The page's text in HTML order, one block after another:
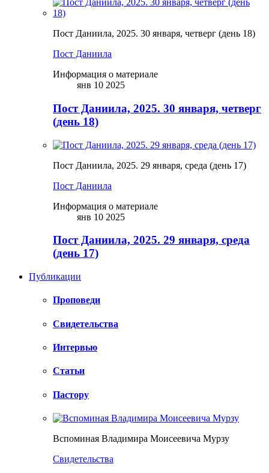
Пост Даниила, 2025. 30 января, четверг (день 18)
Пост Даниила
Информация о материале
янв 10 2025
Пост Даниила, 2025. 30 января, четверг
(день 18)
Пост Даниила, 2025. 29 января, среда (день 17)
Пост Даниила
Информация о материале
янв 10 2025
Пост Даниила, 2025. 29 января, среда
(день 17)
Публикации
Проповеди
Свидетельства
Интервью
Статьи
Пастору
Вспоминая Владимира Моисеевича Мурзу
Свидетельства